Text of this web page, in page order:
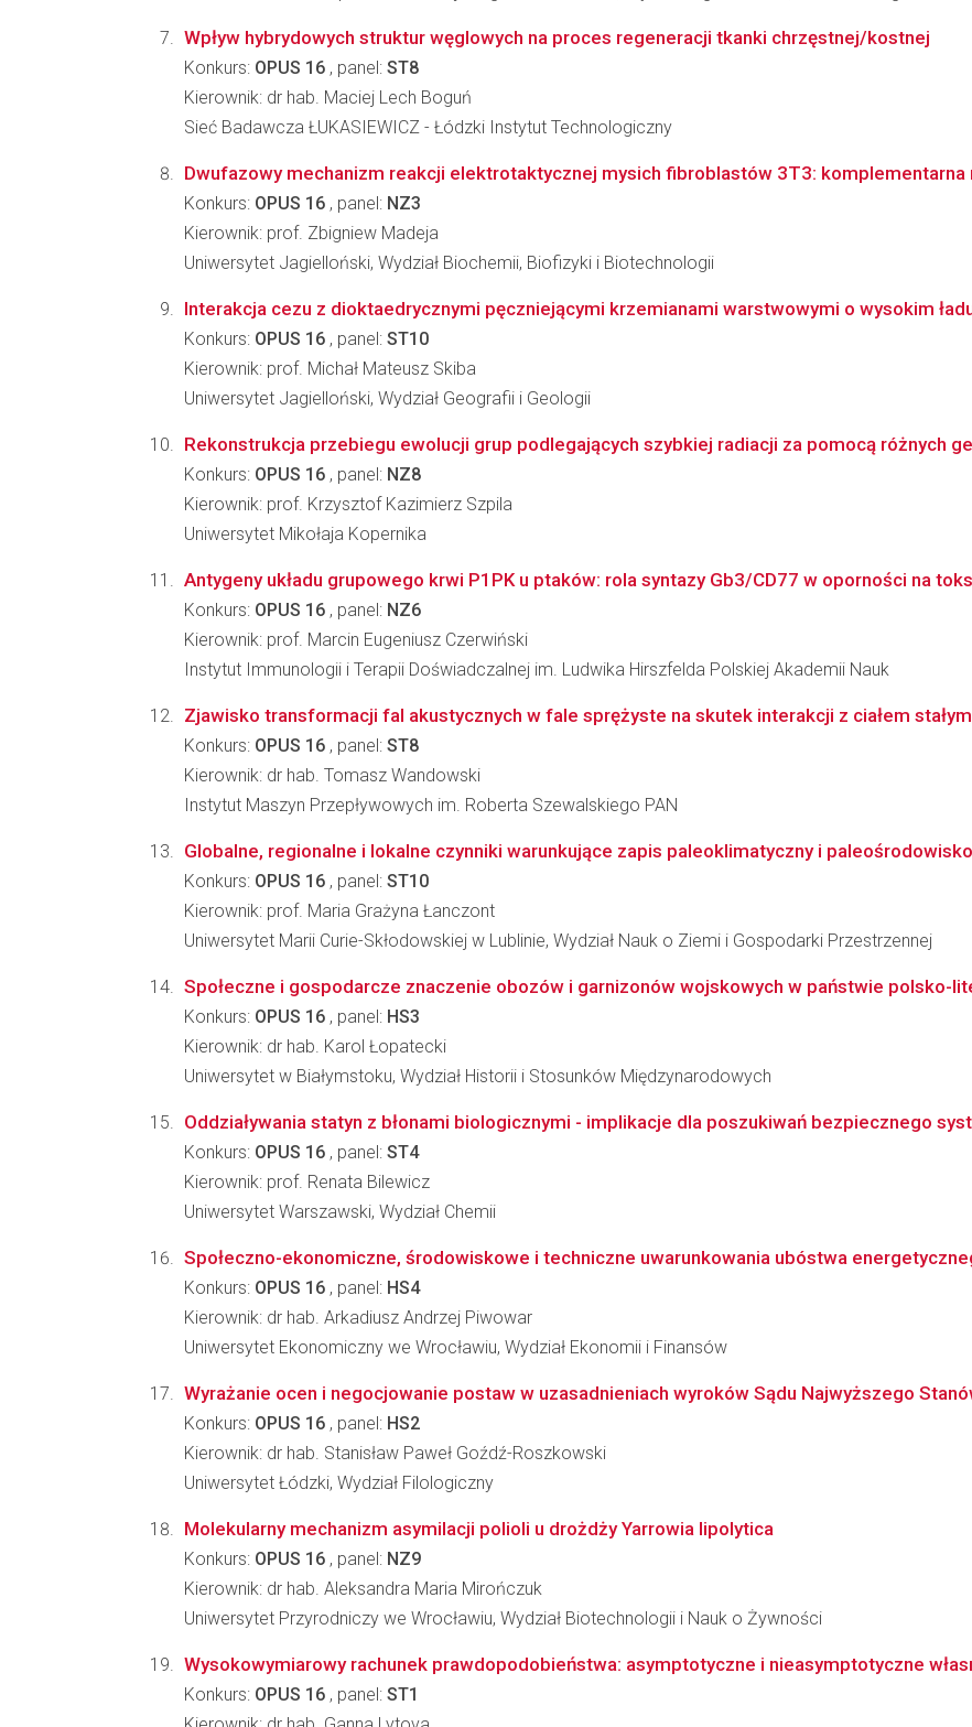
Wpływ hybrydowych struktur węglowych na proces regeneracji tkanki chrzęstnej/kostnej
Konkurs: OPUS 16 , panel: ST8
Kierownik: dr hab. Maciej Lech Boguń
Sieć Badawcza ŁUKASIEWICZ - Łódzki Instytut Technologiczny
Dwufazowy mechanizm reakcji elektrotaktycznej mysich fibroblastów 3T3: komplementarna
Konkurs: OPUS 16 , panel: NZ3
Kierownik: prof. Zbigniew Madeja
Uniwersytet Jagielloński, Wydział Biochemii, Biofizyki i Biotechnologii
Interakcja cezu z dioktaedrycznymi pęczniejącymi krzemianami warstwowymi o wysokim
Konkurs: OPUS 16 , panel: ST10
Kierownik: prof. Michał Mateusz Skiba
Uniwersytet Jagielloński, Wydział Geografii i Geologii
Rekonstrukcja przebiegu ewolucji grup podlegających szybkiej radiacji za pomocą różnych
Konkurs: OPUS 16 , panel: NZ8
Kierownik: prof. Krzysztof Kazimierz Szpila
Uniwersytet Mikołaja Kopernika
Antygeny układu grupowego krwi P1PK u ptaków: rola syntazy Gb3/CD77 w oporności na
Konkurs: OPUS 16 , panel: NZ6
Kierownik: prof. Marcin Eugeniusz Czerwiński
Instytut Immunologii i Terapii Doświadczalnej im. Ludwika Hirszfelda Polskiej Akademii Nauk
Zjawisko transformacji fal akustycznych w fale sprężyste na skutek interakcji z ciałem stałym
Konkurs: OPUS 16 , panel: ST8
Kierownik: dr hab. Tomasz Wandowski
Instytut Maszyn Przepływowych im. Roberta Szewalskiego PAN
Globalne, regionalne i lokalne czynniki warunkujące zapis paleoklimatyczny i
Konkurs: OPUS 16 , panel: ST10
Kierownik: prof. Maria Grażyna Łanczont
Uniwersytet Marii Curie-Skłodowskiej w Lublinie, Wydział Nauk o Ziemi i Gospodarki Przestrzennej
Społeczne i gospodarcze znaczenie obozów i garnizonów wojskowych w państwie polsko-
Konkurs: OPUS 16 , panel: HS3
Kierownik: dr hab. Karol Łopatecki
Uniwersytet w Białymstoku, Wydział Historii i Stosunków Międzynarodowych
Oddziaływania statyn z błonami biologicznymi - implikacje dla poszukiwań bezpiecznego
Konkurs: OPUS 16 , panel: ST4
Kierownik: prof. Renata Bilewicz
Uniwersytet Warszawski, Wydział Chemii
Społeczno-ekonomiczne, środowiskowe i techniczne uwarunkowania ubóstwa
Konkurs: OPUS 16 , panel: HS4
Kierownik: dr hab. Arkadiusz Andrzej Piwowar
Uniwersytet Ekonomiczny we Wrocławiu, Wydział Ekonomii i Finansów
Wyrażanie ocen i negocjowanie postaw w uzasadnieniach wyroków Sądu Najwyższego
Konkurs: OPUS 16 , panel: HS2
Kierownik: dr hab. Stanisław Paweł Goźdź-Roszkowski
Uniwersytet Łódzki, Wydział Filologiczny
Molekularny mechanizm asymilacji polioli u drożdży Yarrowia lipolytica
Konkurs: OPUS 16 , panel: NZ9
Kierownik: dr hab. Aleksandra Maria Mirończuk
Uniwersytet Przyrodniczy we Wrocławiu, Wydział Biotechnologii i Nauk o Żywności
Wysokowymiarowy rachunek prawdopodobieństwa: asymptotyczne i nieasymptotyczne
Konkurs: OPUS 16 , panel: ST1